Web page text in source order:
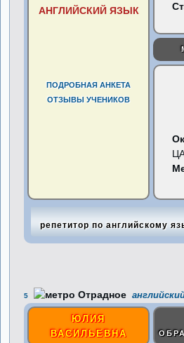
АНГЛИЙСКИЙ ЯЗЫК
ПОДРОБНАЯ АНКЕТА
ОТЗЫВЫ УЧЕНИКОВ
репетитор по английскому
5
ЮЛИЯ
ВАСИЛЬЕВНА